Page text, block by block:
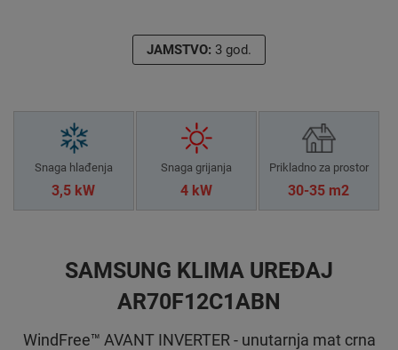
JAMSTVO: 3 god.
Snaga hlađenja
3,5 kW
Snaga grijanja
4 kW
Prikladno za prostor
30-35 m2
SAMSUNG KLIMA UREĐAJ
AR70F12C1ABN
WindFree™ AVANT INVERTER - unutarnja mat crna